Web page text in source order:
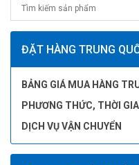
ĐẶT HÀNG TRUNG
BẢNG GIÁ MUA HÀNG
PHƯƠNG THỨC, THỜI
DỊCH VỤ VẬN CHUYỂN